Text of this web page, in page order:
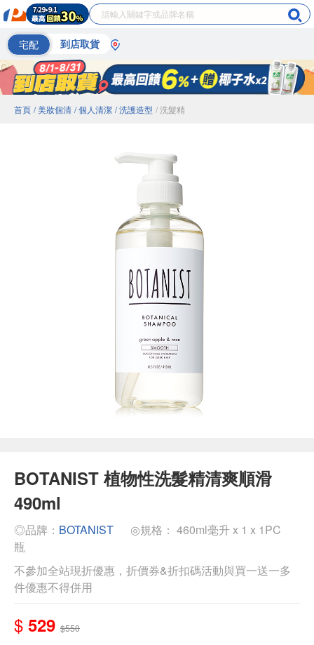
宅配 到店取貨
首頁 / 美妝個清 / 個人清潔 / 洗護造型 / 洗髮精
BOTANIST 植物性洗髮精清爽順滑
490ml
◎品牌： BOTANIST
◎規格： 460ml毫升 x 1 x 1PC
瓶
不參加全站現折優惠，折價券&折扣碼活動與買一送一多
件優惠不得併用
$ 529 $550